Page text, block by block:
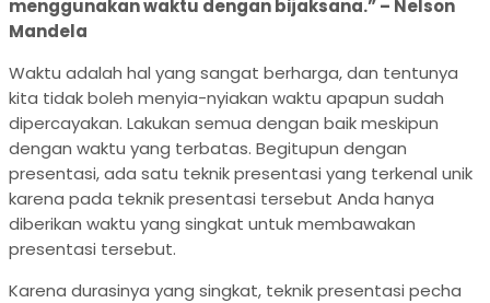
menggunakan waktu dengan bijaksana.” – Nelson
Mandela
Waktu adalah hal yang sangat berharga, dan tentunya
kita tidak boleh menyia-nyiakan waktu apapun sudah
dipercayakan. Lakukan semua dengan baik meskipun
dengan waktu yang terbatas. Begitupun dengan
presentasi, ada satu teknik presentasi yang terkenal unik
karena pada teknik presentasi tersebut Anda hanya
diberikan waktu yang singkat untuk membawakan
presentasi tersebut.
Karena durasinya yang singkat, teknik presentasi pecha